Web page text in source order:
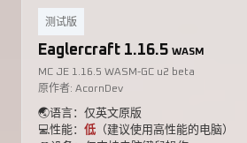
测试版
Eaglercraft 1.16.5 WASM
MC JE 1.16.5 WASM-GC u2 beta
原作者: AcornDev
🌏语言：仅英文原版
💻性能： 低 （建议使用高性能的电脑）